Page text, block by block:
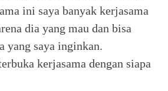
ini saya banyak kerjasama
dia yang mau dan bisa
yang saya inginkan.
kerjasama dengan siapa